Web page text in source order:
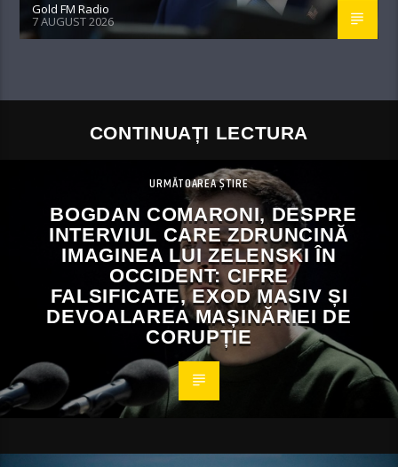
Gold FM Radio
7 AUGUST 2026
CONTINUAȚI LECTURA
URMĂTOAREA ȘTIRE
BOGDAN COMARONI, DESPRE
INTERVIUL CARE ZDRUNCINĂ
IMAGINEA LUI ZELENSKI ÎN
OCCIDENT: CIFRE
FALSIFICATE, EXOD MASIV ȘI
DEVOALAREA MAȘINĂRIEI DE
CORUPȚIE